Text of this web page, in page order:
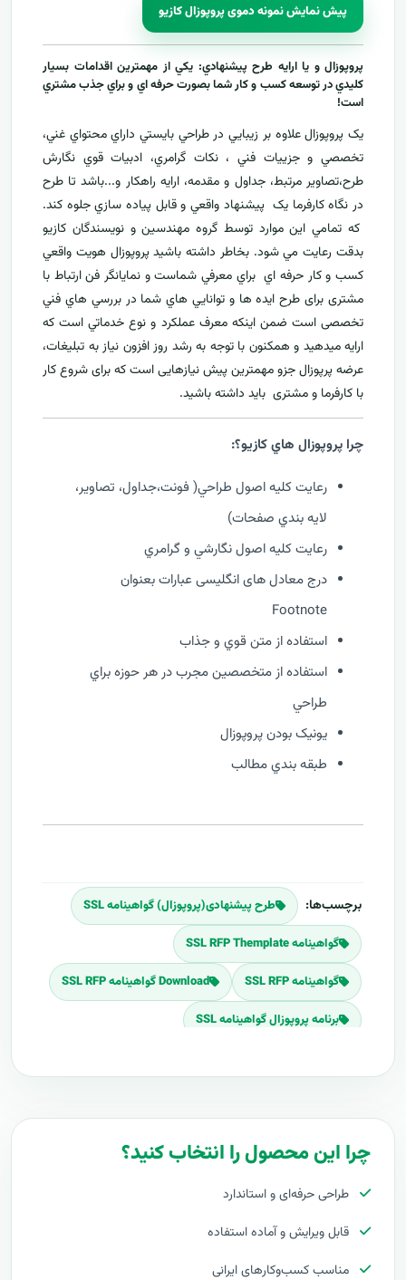
پیش نمایش نمونه دموی پروپوزال کازیو
پروپوزال و يا ارايه طرح پيشنهادي: يکي از مهمترين اقدامات بسيار
کليدي در توسعه کسب و کار شما بصورت حرفه اي و براي جذب مشتري
است!
يک پروپوزال علاوه بر زيبايي در طراحي بايستي داراي محتواي غني،
تخصصي و جزييات فني ، نکات گرامري، ادبيات قوي نگارش
طرح،تصاوير مرتبط، جداول و مقدمه، ارایه راهکار و...باشد تا طرح
در نگاه کارفرما يک پيشنهاد واقعي و قابل پياده سازي جلوه کند.
که تمامي اين موارد توسط گروه مهندسين و نويسندگان کازيو
بدقت رعايت مي شود. بخاطر داشته باشيد پروپوزال هويت واقعي
کسب و کار حرفه اي براي معرفيشماست و نمایانگر فن ارتباط با
مشتری برای طرح ايده ها و توانايي هاي شما در بررسي هاي فني
تخصصی است ضمن اینکه معرف عملکرد و نوع خدماتي است که
ارايه ميدهید و همکنون با توجه به رشد روز افزون نياز به تبليغات،
عرضه پرپوزال جزو مهمترين پیش نیازهایی است که برای شروع کار
با کارفرما و مشتری بايد داشته باشيد.
چرا پروپوزال هاي کازيو؟:
رعايت کليه اصول طراحي( فونت،جداول، تصاوير،
لايه بندي صفحات)
رعايت کليه اصول نگارشي و گرامري
درج معادل های انگلیسی عبارات بعنوان
Footnote
استفاده از متن قوي و جذاب
استفاده از متخصصين مجرب در هر حوزه براي
طراحي
يونيک بودن پروپوزال
طبقه بندي مطالب
برچسب‌ها: طرح پیشنهادی(پروپوزال) گواهینامه SSL
گواهینامه SSL RFP Themplate
گواهینامه SSL RFP Download گواهینامه SSL RFP
برنامه پروپوزال گواهینامه SSL
چرا این محصول را انتخاب کنید؟
طراحی حرفه‌ای و استاندارد
قابل ویرایش و آماده استفاده
مناسب کسب‌وکارهای ایرانی